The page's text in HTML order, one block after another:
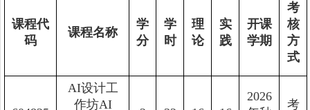
课程代
码
课程名称
学
分
学
时
理
论
实
践
开课
学期
考
核
方
式
AI设计工
作坊AI
2026
考